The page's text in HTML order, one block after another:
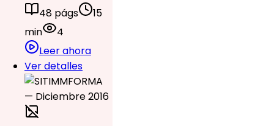
48 págs
15
min
4
Leer ahora
Ver detalles